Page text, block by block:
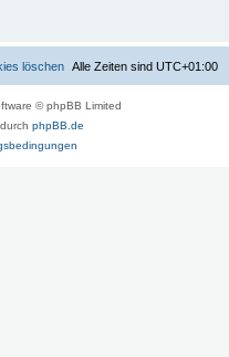
Alle Zeiten sind UTC+01:00
löschen
© phpBB Limited
phpBB.de